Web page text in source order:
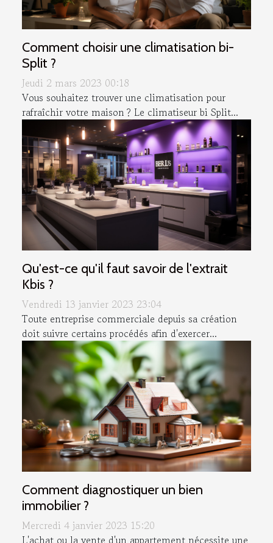
Comment choisir une climatisation bi-
Split ?
Jeudi 2 mars 2023 00:18
Vous souhaitez trouver une climatisation pour
rafraîchir votre maison ? Le climatiseur bi Split...
Qu'est-ce qu'il faut savoir de l'extrait
Kbis ?
Vendredi 13 janvier 2023 23:04
Toute entreprise commerciale depuis sa création
doit suivre certains procédés afin d'exercer...
Comment diagnostiquer un bien
immobilier ?
Mercredi 4 janvier 2023 15:20
L'achat ou la vente d'un appartement nécessite une